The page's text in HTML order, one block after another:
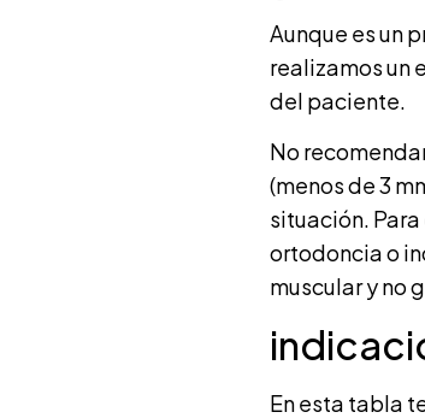
Aunque es un
realizamos un
del paciente.
No
(menos de 3
situación.
ortodoncia o
muscular y no
En esta tabla